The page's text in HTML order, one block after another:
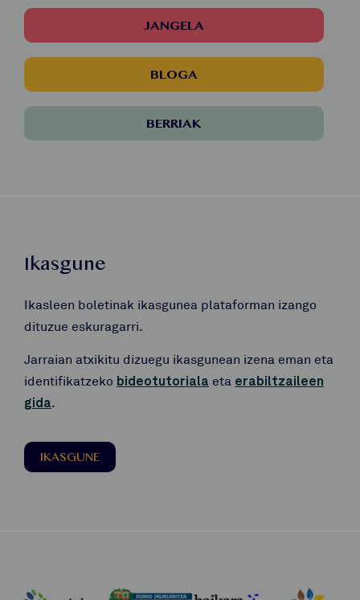
JANGELA
BLOGA
BERRIAK
Ikasgune
Ikasleen boletinak ikasgunea plataforman izango
dituzue eskuragarri.
Jarraian atxikitu dizuegu ikasgunean izena eman eta
identifikatzeko bideotutoriala eta erabiltzaileen
gida.
IKASGUNE